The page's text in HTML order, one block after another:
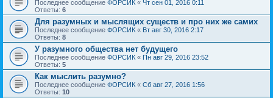
Последнее сообщение ФОРСИК « Чт сен 01, 2016 0:11
Ответы: 6
Для разумных и мыслящих существ и про них же самих
Последнее сообщение ФОРСИК « Вт авг 30, 2016 2:17
Ответы: 8
У разумного общества нет будущего
Последнее сообщение ФОРСИК « Пн авг 29, 2016 23:52
Ответы: 5
Как мыслить разумно?
Последнее сообщение ФОРСИК « Сб авг 27, 2016 1:56
Ответы: 10